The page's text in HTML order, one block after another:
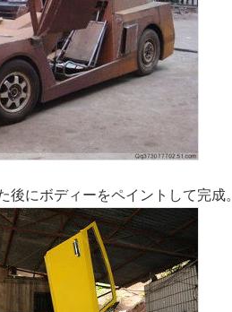
後にボディーをペイントして完成。